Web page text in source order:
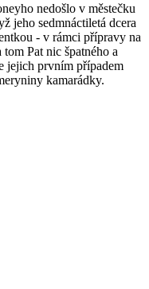
nedošlo v městečku
jeho sedmnáctiletá dcera
- v rámci přípravy na
Pat nic špatného a
jejich prvním případem
kamarádky.